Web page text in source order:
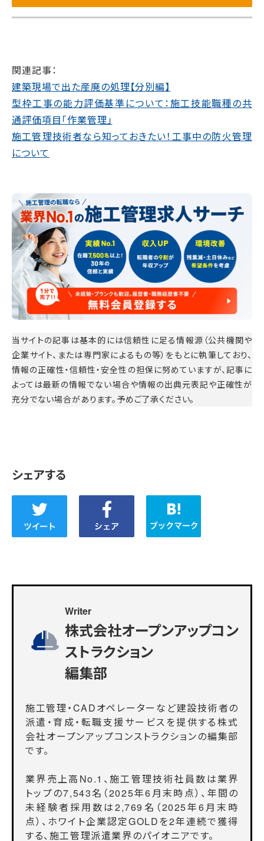
関連記事：
建築現場で出た産廃の処理【分別編】
型枠工事の能力評価基準について：施工技能職種の共
通評価項目「作業管理」
施工管理技術者なら知っておきたい！工事中の防火管理
について
当サイトの記事は基本的には信頼性に足る情報源（公共機関や
企業サイト、または専門家によるもの等）をもとに執筆しており、
情報の正確性・信頼性・安全性の担保に努めていますが、記事に
よっては最新の情報でない場合や情報の出典元表記や正確性が
充分でない場合があります。予めご了承ください。
シェアする
Writer
株式会社オープンアップコン
ストラクション
編集部
施工管理・CADオペレーターなど建設技術者の
派遣・育成・転職支援サービスを提供する株式
会社オープンアップコンストラクションの編集部
です。
業界売上高No.1、施工管理技術社員数は業界
トップの7,543名（2025年6月末時点）、年間の
未経験者採用数は2,769名（2025年6月末時
点）、ホワイト企業認定GOLDを2年連続で獲得
する、施工管理派遣業界のパイオニアです。